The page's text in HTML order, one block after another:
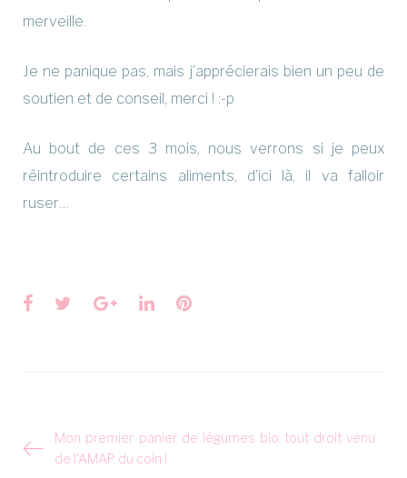
merveille.
Je ne panique pas, mais j’apprécierais bien un peu de
soutien et de conseil, merci ! :-p
Au bout de ces 3 mois, nous verrons si je peux
réintroduire certains aliments, d’ici là, il va falloir
ruser…
Facebook
TwitterGoogle+
LinkedInPinterest
Navigation
de
l’article
Mon premier panier de légumes bio tout droit venu
de l'AMAP du coin !